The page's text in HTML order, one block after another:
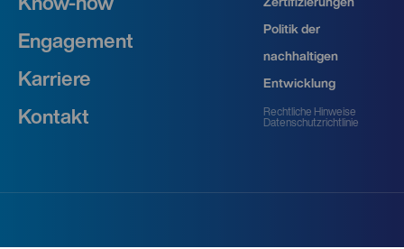
Know-how
Engagement
Karriere
Kontakt
Zertifizierungen
Politik der
nachhaltigen
Entwicklung
Rechtliche Hinweise
Datenschutzrichtlinie